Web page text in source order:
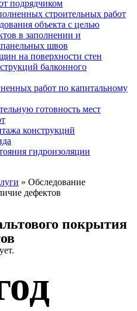
подрядчиком
строительных работ
объекта с целью
в заполнении и
швов
на поверхности стен
балконного
работ по капитальному
готовность мест
конструкций
гидроизоляции
» Обследование
дефектов
покрытия